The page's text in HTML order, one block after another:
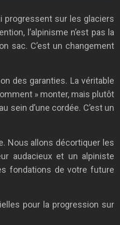
progressent sur les glaciers
l’alpinisme n’est pas la
sac. C’est un changement
des garanties. La véritable
» monter, mais plutôt
sein d’une cordée. C’est un
Nous allons décortiquer les
audacieux et un alpiniste
fondations de votre future
pour la progression sur